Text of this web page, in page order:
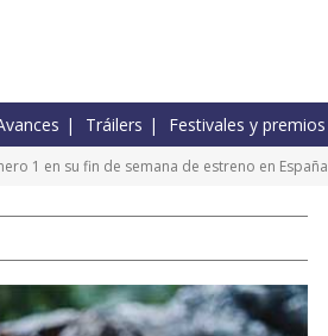
Tráilers Festivales y premios
1 en su fin de semana de estreno en España